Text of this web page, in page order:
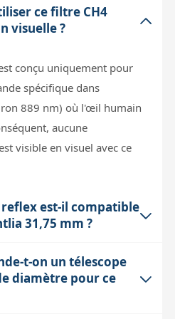
ce filtre CH4
visuelle ?
conçu uniquement pour
spécifique dans
889 nm) où l'œil humain
aucune
visible en visuel avec ce
est-il compatible
31,75 mm ?
appareil soit défiltré ou
Les capteurs CMOS ou
capter cette longueur
t-on un télescope
diamètre pour ce